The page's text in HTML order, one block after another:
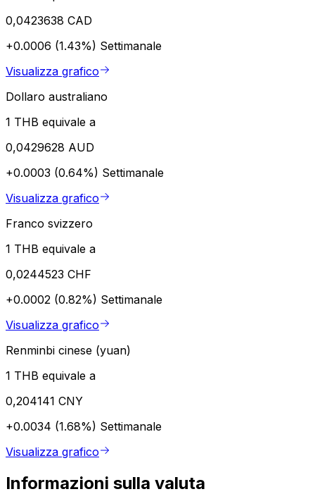
0,0423638 CAD
+0.0006 (1.43%) Settimanale
Visualizza grafico
Dollaro australiano
1 THB equivale a
0,0429628 AUD
+0.0003 (0.64%) Settimanale
Visualizza grafico
Franco svizzero
1 THB equivale a
0,0244523 CHF
+0.0002 (0.82%) Settimanale
Visualizza grafico
Renminbi cinese (yuan)
1 THB equivale a
0,204141 CNY
+0.0034 (1.68%) Settimanale
Visualizza grafico
Informazioni sulla valuta